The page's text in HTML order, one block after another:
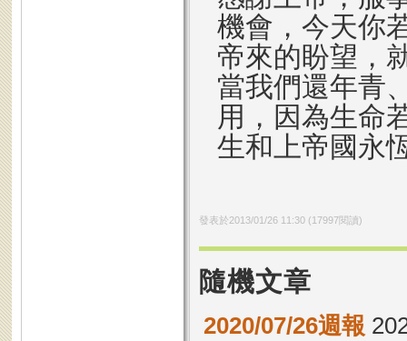
機會，今天你
帝來的盼望，
當我們還年青
用，因為生命
生和上帝國永
發表於2013/01/26 11:30(17997閱讀)
隨機文章
2020/07/26週報